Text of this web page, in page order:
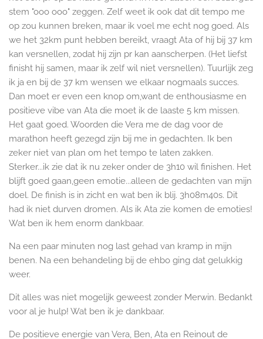
stem "ooo ooo" zeggen. Zelf weet ik ook dat dit tempo me
op zou kunnen breken, maar ik voel me echt nog goed. Als
we het 32km punt hebben bereikt, vraagt Ata of hij bij 37 km
kan versnellen, zodat hij zijn pr kan aanscherpen. (Het liefst
finisht hij samen, maar ik zelf wil niet versnellen). Tuurlijk zeg
ik ja en bij de 37 km wensen we elkaar nogmaals succes.
Dan moet er even een knop om,want de enthousiasme en
positieve vibe van Ata die moet ik de laaste 5 km missen.
Het gaat goed. Woorden die Vera me de dag voor de
marathon heeft gezegd zijn bij me in gedachten. Ik ben
zeker niet van plan om het tempo te laten zakken.
Sterker...ik zie dat ik nu zeker onder de 3h10 wil finishen. Het
blijft goed gaan,geen emotie...alleen de gedachten van mijn
doel. De finish is in zicht en wat ben ik blij. 3h08m40s. Dit
had ik niet durven dromen. Als ik Ata zie komen de emoties!
Wat ben ik hem enorm dankbaar.
Na een paar minuten nog last gehad van kramp in mijn
benen. Na een behandeling bij de ehbo ging dat gelukkig
weer.
Dit alles was niet mogelijk geweest zonder Merwin. Bedankt
voor al je hulp! Wat ben ik je dankbaar.
De positieve energie van Vera, Ben, Ata en Reinout de